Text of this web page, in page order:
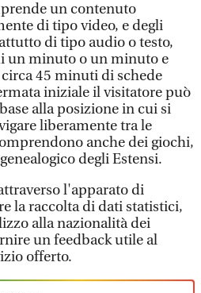
un contenuto
di tipo video, e degli
di tipo audio o testo,
un minuto o un minuto e
45 minuti di schede
iniziale il visitatore può
alla posizione in cui si
liberamente tra le
anche dei giochi,
degli Estensi.
l'apparato di
la raccolta di dati statistici,
alla nazionalità dei
un feedback utile al
offerto.